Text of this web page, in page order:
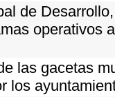
de
operativos
las gacetas
los